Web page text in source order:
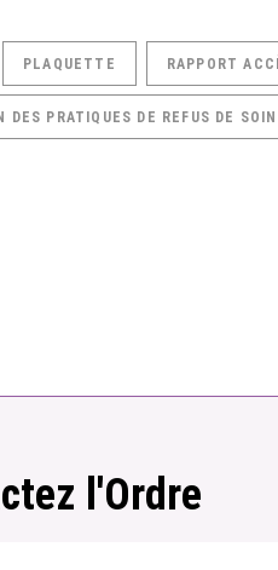
PLAQUETTE RAPPORT
DES PRATIQUES DE REFUS DE
l'Ordre